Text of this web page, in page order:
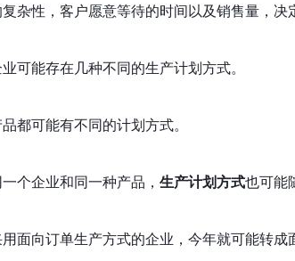
杂性，客户愿意等待的时间以及销售量，决
可能存在几种不同的生产计划方式。
都可能有不同的计划方式。
个企业和同一种产品， 生产计划方式也可能
面向订单生产方式的企业，今年就可能转成